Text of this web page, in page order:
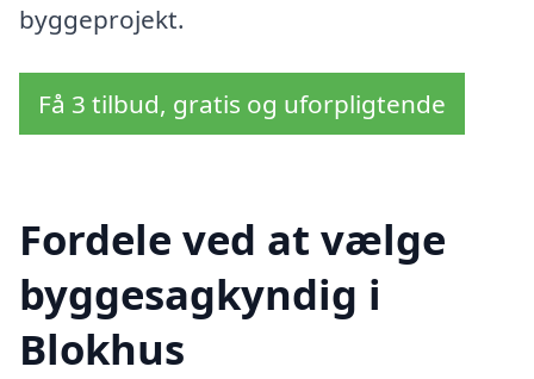
byggeprojekt.
Få 3 tilbud, gratis og uforpligtende
Fordele ved at vælge
byggesagkyndig i
Blokhus